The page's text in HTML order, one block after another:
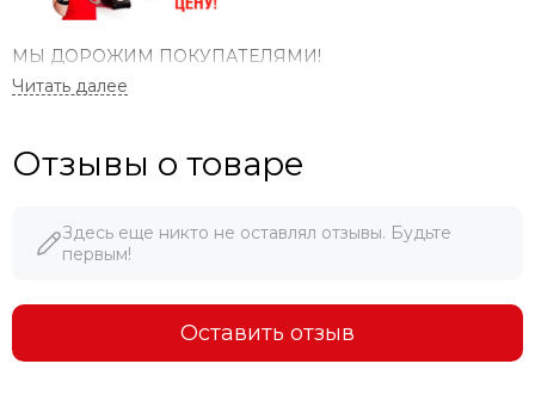
МЫ ДОРОЖИМ ПОКУПАТЕЛЯМИ!
При указании ссылки на ресурс или сайт, где данный
Отзывы о товаре
Здесь еще никто не оставлял отзывы. Будьте
первым!
Оставить отзыв